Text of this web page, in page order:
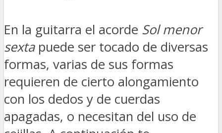
En la guitarra el acorde Sol menor
sextapuede ser tocado de diversas
formas, varias de sus formas
requieren de cierto alongamiento
con los dedos y de cuerdas
apagadas, o necesitan del uso de